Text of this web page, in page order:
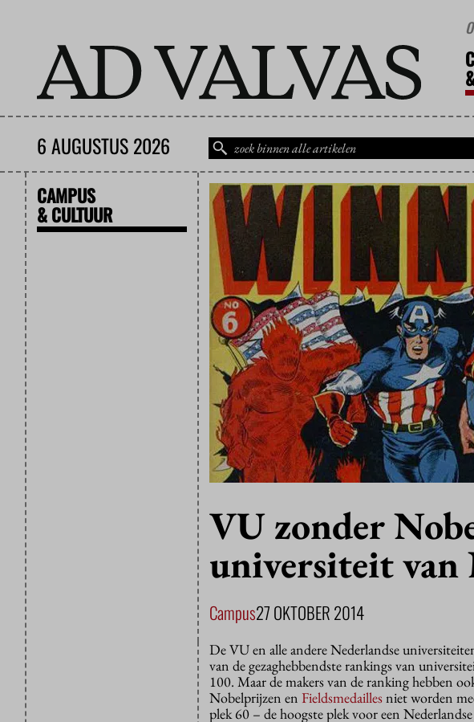
6 AUGUSTUS 2026
CAMPUS
& CULTUUR
VU zonder
universiteit van
Campus27 OKTOBER 2014
De VU en alle andere Nederlandse
van de gezaghebbendste rankings van
100. Maar de makers van de ranking hebben
Nobelprijzen en Fieldsmedaillesniet worden
plek 60 – de hoogste plek voor een